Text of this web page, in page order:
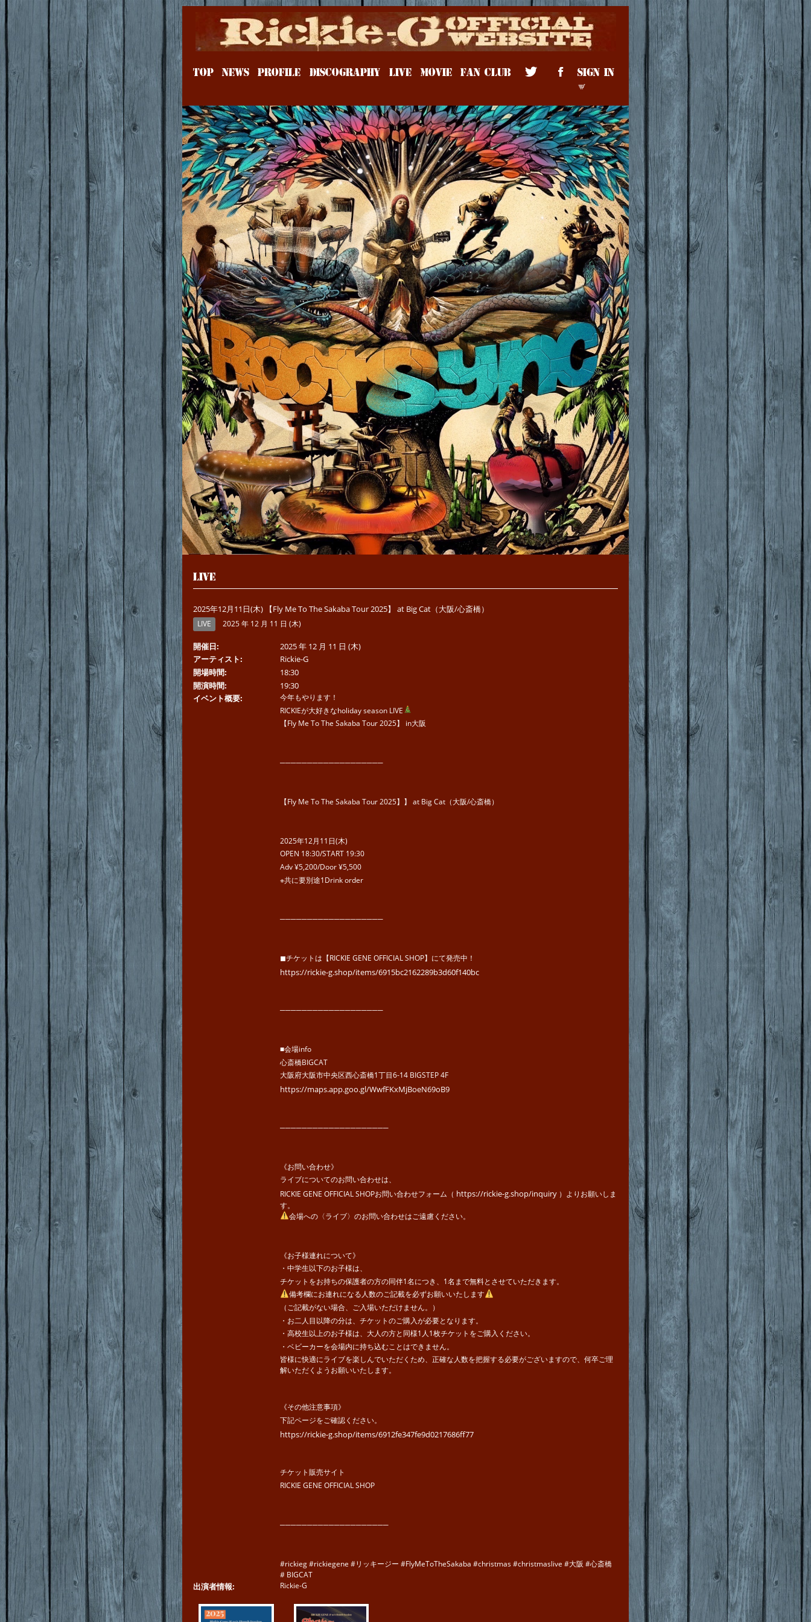
Rickie-G
TOP NEWS PROFILE DISCOGRAPHY LIVE MOVIE FAN CLUB SIGN IN
LIVE
2025年12月11日(木) 【Fly Me To The Sakaba Tour 2025】 at Big Cat（大阪/心斎橋）
LIVE 2025 年 12 月 11 日 (木)
開催日
2025 年 12 月 11 日 (木)
アーティスト
Rickie-G
開場時間
18:30
開演時間
19:30
イベント概要
今年もやります！
RICKIEが大好きなholiday season LIVE
【Fly Me To The Sakaba Tour 2025】 in大阪
───────────────────
【Fly Me To The Sakaba Tour 2025】】 at Big Cat（大阪/心斎橋）
2025年12月11日(木)
OPEN 18:30/START 19:30
Adv ¥5,200/Door ¥5,500
※共に要別途1Drink order
───────────────────
◼︎チケットは【RICKIE GENE OFFICIAL SHOP】にて発売中！
https://rickie-g.shop/items/6915bc2162289b3d60f140bc
───────────────────
■会場info
心斎橋BIGCAT
大阪府大阪市中央区西心斎橋1丁目6-14 BIGSTEP 4F
https://maps.app.goo.gl/WwfFKxMjBoeN69oB9
────────────────────
《お問い合わせ》
ライブについてのお問い合わせは、
RICKIE GENE OFFICIAL SHOPお問い合わせフォーム（ https://rickie-g.shop/inquiry ）よりお願いしま
す。
会場への〈ライブ〉のお問い合わせはご遠慮ください。
《お子様連れについて》
・中学生以下のお子様は、
チケットをお持ちの保護者の方の同伴1名につき、1名まで無料とさせていただきます。
備考欄にお連れになる人数のご記載を必ずお願いいたします
（ご記載がない場合、ご入場いただけません。）
・お二人目以降の分は、チケットのご購入が必要となります。
・高校生以上のお子様は、大人の方と同様1人1枚チケットをご購入ください。
・ベビーカーを会場内に持ち込むことはできません。
皆様に快適にライブを楽しんでいただくため、正確な人数を把握する必要がございますので、何卒ご理
解いただくようお願いいたします。
《その他注意事項》
下記ページをご確認ください。
https://rickie-g.shop/items/6912fe347fe9d0217686ff77
チケット販売サイト
RICKIE GENE OFFICIAL SHOP
────────────────────
#rickieg #rickiegene #リッキージー #FlyMeToTheSakaba #christmas #christmaslive #大阪 #心斎橋
# BIGCAT
出演者情報 Rickie-G